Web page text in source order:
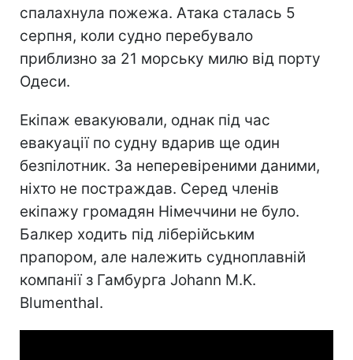
спалахнула пожежа. Атака сталась 5
серпня, коли судно перебувало
приблизно за 21 морську милю від порту
Одеси.
Екіпаж евакуювали, однак під час
евакуації по судну вдарив ще один
безпілотник. За неперевіреними даними,
ніхто не постраждав. Серед членів
екіпажу громадян Німеччини не було.
Балкер ходить під ліберійським
прапором, але належить судноплавній
компанії з Гамбурга Johann M.K.
Blumenthal.